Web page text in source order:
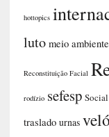
hottopics
luto meio ambiente
Reconstituição Facial
rodízio sefesp Social
traslado urnas